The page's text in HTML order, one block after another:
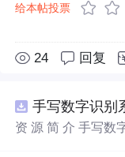
给本帖投票
24 回复
手写数字识别
资 源 简 介 手写数